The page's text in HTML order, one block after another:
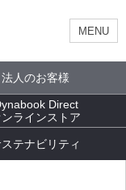
MENU
法人のお客様
Direct
ンラインストア
テナビリティ